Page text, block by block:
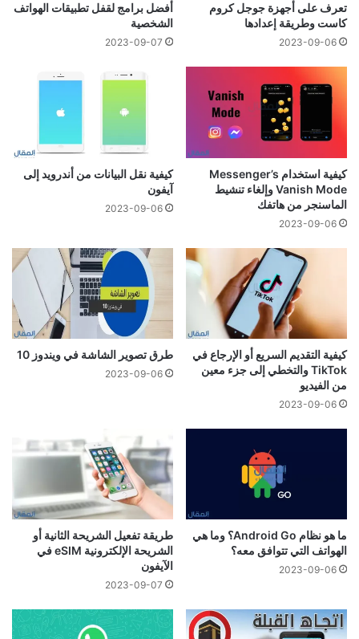
تعرف على أجهزة جوجل كروم
كاست وطريقة إعدادها
2023-09-06
أفضل برامج لقفل تطبيقات الهواتف
الشخصية
2023-09-07
كيفية استخدام Messenger’s
Vanish Mode وإلغاء تنشيط
الماسنجر من هاتفك
2023-09-06
كيفية نقل البيانات من أندرويد إلى
آيفون
2023-09-06
كيفية التقديم السريع أو الإرجاع في
TikTok والتخطي إلى جزء معين
من الفيديو
2023-09-06
طرق تصوير الشاشة في ويندوز 10
2023-09-06
ما هو نظام Android Go؟ وما هي
الهواتف التي تتوافق معه؟
2023-09-06
طريقة تفعيل الشريحة الثانية أو
الشريحة الإلكترونية eSIM في
الآيفون
2023-09-07